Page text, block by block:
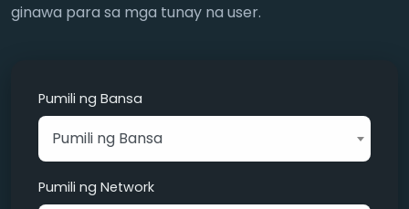
ginawa para sa mga tunay na user.
Pumili ng Bansa
Pumili ng Bansa
Pumili ng Network